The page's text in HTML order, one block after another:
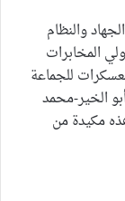
الجهاد والنظام
المخابرات
للجماعة
الخير-محمد
مكيدة من